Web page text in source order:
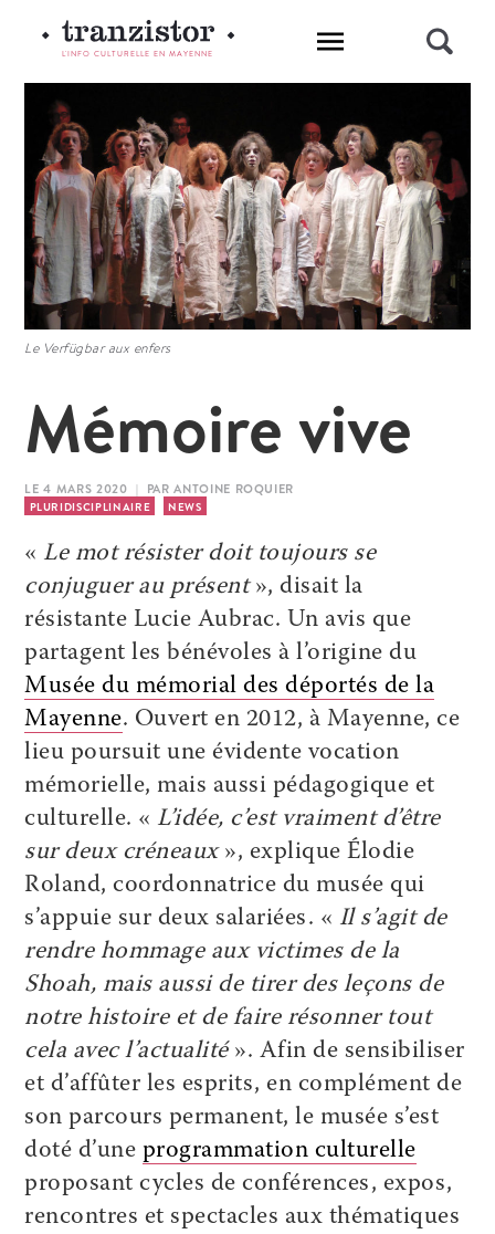
L'INFO CULTURELLE EN MAYENNE
Le Verfügbar aux enfers
Mémoire vive
LE 4 MARS 2020 | PAR ANTOINE ROQUIER
PLURIDISCIPLINAIRE NEWS
« Le mot résister doit toujours se
conjuguer au présent», disait la
résistante Lucie Aubrac. Un avis que
partagent les bénévoles à l’origine du ­
Musée du ­mémorial des déportés de la
Mayenne. Ouvert en 2012, à Mayenne, ce
lieu poursuit une évidente vocation
mémorielle, mais aussi pédagogique et
culturelle. « L’idée, c’est vraiment d’être
sur deux créneaux», explique ­Élodie
Roland, coordonnatrice du musée qui
s’appuie sur deux salariées. « Il s’agit de
rendre hommage aux victimes de la
Shoah, mais aussi de tirer des leçons de
notre histoire et de faire résonner tout
cela avec l’actualité». Afin de sensibiliser
et d’affûter les esprits, en complément de
son parcours permanent, le musée s’est
doté d’une programmation culturelle
proposant cycles de conférences, expos,
rencontres et spectacles aux thématiques